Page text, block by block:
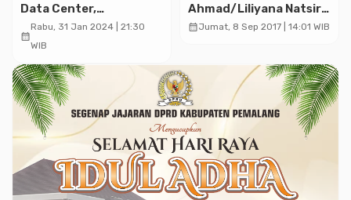
Data Center,
Diskominfo Jateng
Gelar Simulasi DRP
calendar_month
Rabu, 31 Jan 2024 | 21:30
WIB
Ahmad/Liliyana Natsir
Sabet Gelar Juara Dunia
calendar_monthJumat, 8 Sep 2017 | 14:01 WIB